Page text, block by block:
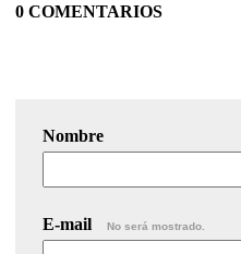
0 COMENTARIOS
Nombre
E-mail No será mostrado.